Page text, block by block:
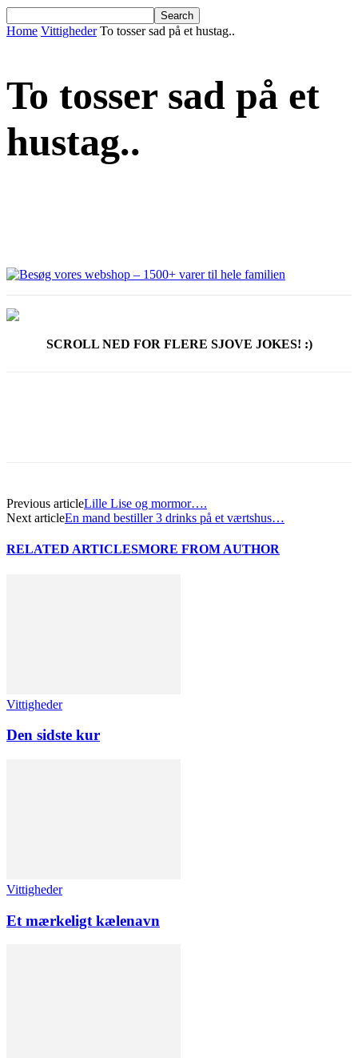
Home Vittigheder To tosser sad på et hustag..
To tosser sad på et
hustag..
SCROLL NED FOR FLERE SJOVE JOKES! :)
Previous articleLille Lise og mormor….
Next articleEn mand bestiller 3 drinks på et værtshus…
RELATED ARTICLESMORE FROM AUTHOR
Vittigheder
Den sidste kur
Vittigheder
Et mærkeligt kælenavn